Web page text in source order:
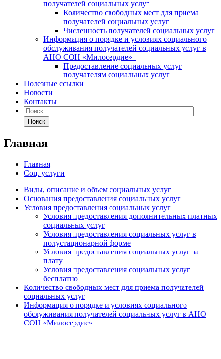
получателей социальных услуг
Количество свободных мест для приема
получателей социальных услуг
Численность получателей социальных услуг
Информация о порядке и условиях социального
обслуживания получателей социальных услуг в
АНО СОН «Милосердие»
Предоставление социальных услуг
получателям социальных услуг
Полезные ссылки
Новости
Контакты
Поиск
Главная
Главная
Соц. услуги
Виды, описание и объем социальных услуг
Основания предоставления социальных услуг
Условия предоставления социальных услуг
Условия предоставления дополнительных платных
социальных услуг
Условия предоставления социальных услуг в
полустационарной форме
Условия предоставления социальных услуг за
плату
Условия предоставления социальных услуг
бесплатно
Количество свободных мест для приема получателей
социальных услуг
Информация о порядке и условиях социального
обслуживания получателей социальных услуг в АНО
СОН «Милосердие»